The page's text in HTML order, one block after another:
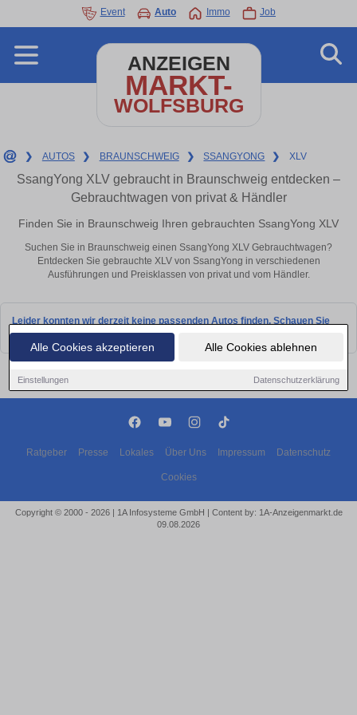
Alle Cookies akzeptieren Alle Cookies ablehnen
Einstellungen Datenschutzerklärung
Event Auto Immo Job
ANZEIGEN
MARKT-
WOLFSBURG
❯ AUTOS ❯ BRAUNSCHWEIG ❯ SSANGYONG ❯ XLV
SsangYong XLV gebraucht in Braunschweig entdecken –
Gebrauchtwagen von privat & Händler
Finden Sie in Braunschweig Ihren gebrauchten SsangYong XLV
Suchen Sie in Braunschweig einen SsangYong XLV Gebrauchtwagen?
Entdecken Sie gebrauchte XLV von SsangYong in verschiedenen
Ausführungen und Preisklassen von privat und vom Händler.
Leider konnten wir derzeit keine passenden Autos finden. Schauen Sie
bald wieder vorbei!
Ratgeber Presse Lokales Über Uns Impressum Datenschutz
Cookies
Copyright © 2000 - 2026 | 1A Infosysteme GmbH | Content by: 1A-Anzeigenmarkt.de
09.08.2026